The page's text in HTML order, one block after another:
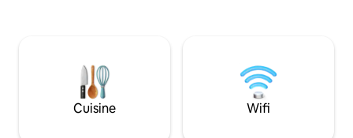
Cuisine Wifi